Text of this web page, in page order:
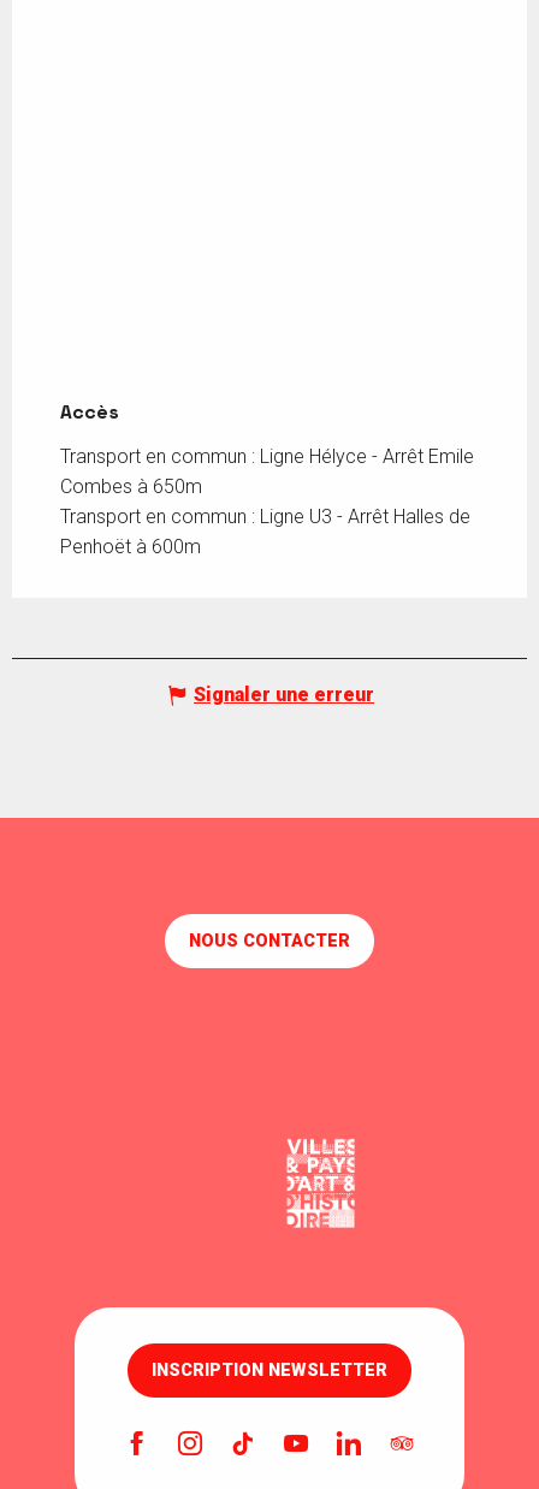
Accès
Accès
Transport en commun : Ligne Hélyce - Arrêt Emile
Combes à 650m
Transport en commun : Ligne U3 - Arrêt Halles de
Penhoët à 600m
Signaler une erreur
NOUS CONTACTER
INSCRIPTION NEWSLETTER